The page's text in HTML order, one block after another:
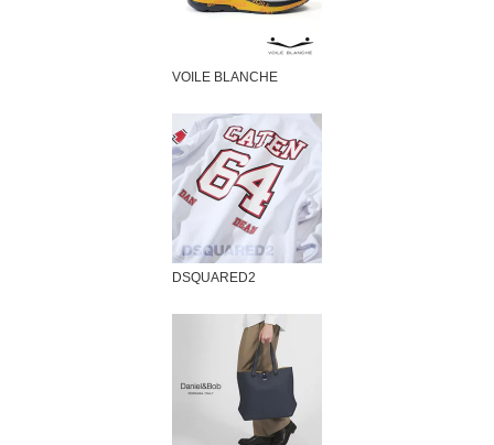
VOILE BLANCHE
DSQUARED2